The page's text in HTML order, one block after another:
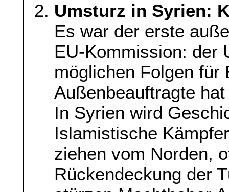
Umsturz in Syrien:
Es war der erste
EU-Kommission: der
möglichen Folgen für
Außenbeauftragte
In Syrien wird
Islamistische
ziehen vom Norden,
Rückendeckung der